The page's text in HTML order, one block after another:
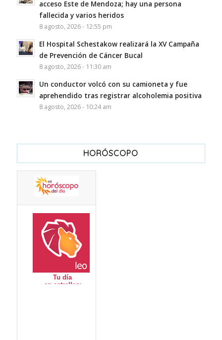
acceso Este de Mendoza; hay una persona
fallecida y varios heridos
8 agosto, 2026 - 12:55 pm
El Hospital Schestakow realizará la XV Campaña
de Prevención de Cáncer Bucal
8 agosto, 2026 - 11:30 am
Un conductor volcó con su camioneta y fue
aprehendido tras registrar alcoholemia positiva
8 agosto, 2026 - 10:24 am
HORÓSCOPO